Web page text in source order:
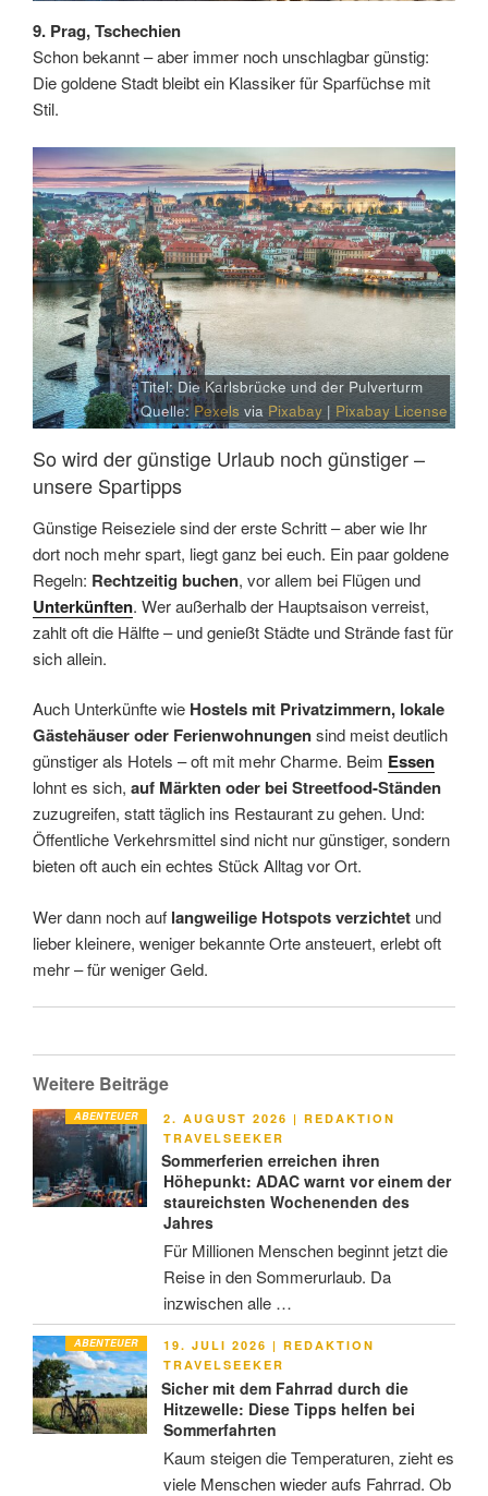
9. Prag, Tschechien
Schon bekannt – aber immer noch unschlagbar günstig:
Die goldene Stadt bleibt ein Klassiker für Sparfüchse mit
Stil.
Titel: Die Karlsbrücke und der Pulverturm
Quelle:Pexels via Pixabay| Pixabay License
So wird der günstige Urlaub noch günstiger –
unsere Spartipps
Günstige Reiseziele sind der erste Schritt – aber wie Ihr
dort noch mehr spart, liegt ganz bei euch. Ein paar goldene
Regeln: Rechtzeitig buchen, vor allem bei Flügen und
Unterkünften. Wer außerhalb der Hauptsaison verreist,
zahlt oft die Hälfte – und genießt Städte und Strände fast für
sich allein.
Auch Unterkünfte wie Hostels mit Privatzimmern, lokale
Gästehäuser oder Ferienwohnungensind meist deutlich
günstiger als Hotels – oft mit mehr Charme. Beim Essen
lohnt es sich, auf Märkten oder bei Streetfood-Ständen
zuzugreifen, statt täglich ins Restaurant zu gehen. Und:
Öffentliche Verkehrsmittel sind nicht nur günstiger, sondern
bieten oft auch ein echtes Stück Alltag vor Ort.
Wer dann noch auf langweilige Hotspots verzichtet und
lieber kleinere, weniger bekannte Orte ansteuert, erlebt oft
mehr – für weniger Geld.
Weitere Beiträge
ABENTEUER
VERÖFFENTLICHT
AM
2. AUGUST 2026 | REDAKTION
TRAVELSEEKER
Sommerferien erreichen ihren
Höhepunkt: ADAC warnt vor einem der
staureichsten Wochenenden des
Jahres
Für Millionen Menschen beginnt jetzt die
Reise in den Sommerurlaub. Da
inzwischen alle …
ABENTEUER
VERÖFFENTLICHT
AM
19. JULI 2026 | REDAKTION
TRAVELSEEKER
Sicher mit dem Fahrrad durch die
Hitzewelle: Diese Tipps helfen bei
Sommerfahrten
Kaum steigen die Temperaturen, zieht es
viele Menschen wieder aufs Fahrrad. Ob